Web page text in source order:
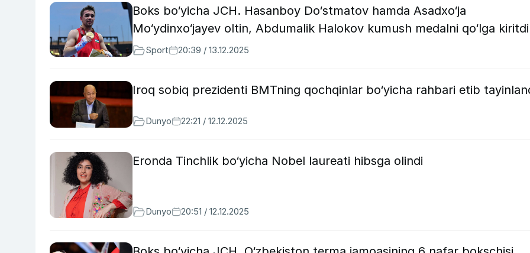
Boks bo‘yicha JCH. Hasanboy Do‘stmatov hamda Asadxo‘ja
Mo‘ydinxo‘jayev oltin, Abdumalik Halokov kumush medalni qo‘lga kiritdi
Sport 20:39 / 13.12.2025
Iroq sobiq prezidenti BMTning qochqinlar bo‘yicha rahbari etib
Dunyo 22:21 / 12.12.2025
Eronda Tinchlik bo‘yicha Nobel laureati hibsga olindi
Dunyo 20:51 / 12.12.2025